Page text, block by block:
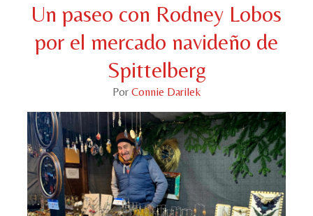
Un paseo con Rodney Lobos
por el mercado navideño de
Spittelberg
Por Connie Darilek